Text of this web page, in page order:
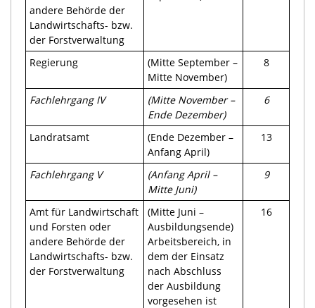
andere Behörde der
Landwirtschafts- bzw.
der Forstverwaltung
Regierung
(Mitte September –
Mitte November)
8
Fachlehrgang IV (Mitte November–
Ende Dezember)
6
Landratsamt
(Ende Dezember –
Anfang April)
13
FachlehrgangV (AnfangApril –
Mitte Juni)
9
Amt für Landwirtschaft
und Forsten oder
andere Behörde der
Landwirtschafts- bzw.
der Forstverwaltung
(Mitte Juni –
Ausbildungsende)
Arbeitsbereich, in
dem der Einsatz
nach Abschluss
der Ausbildung
vorgesehen ist
16